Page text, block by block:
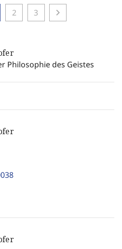
2 3 chevron_right
Philosophie des Geistes